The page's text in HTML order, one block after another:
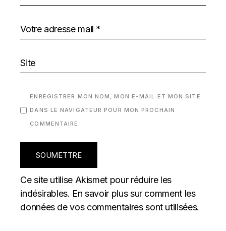
ENREGISTRER MON NOM, MON E-MAIL ET MON SITE
DANS LE NAVIGATEUR POUR MON PROCHAIN
COMMENTAIRE.
SOUMETTRE
Ce site utilise Akismet pour réduire les
indésirables. En savoir plus sur comment les
données de vos commentaires sont utilisées.